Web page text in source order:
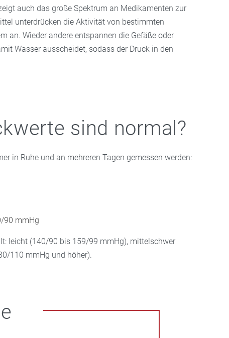
auch das große Spektrum an Medikamenten zur
unterdrücken die Aktivität von bestimmten
an. Wieder andere entspannen die Gefäße oder
Wasser ausscheidet, sodass der Druck in den
sind normal?
in Ruhe und an mehreren Tagen gemessen werden:
90 mmHg
leicht (140/90 bis 159/99 mmHg), mittelschwer
110 mmHg und höher).